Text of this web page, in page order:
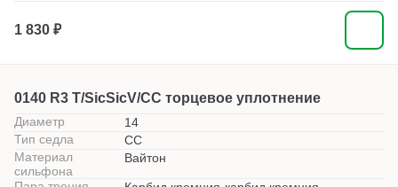
1 830 ₽
0140 R3 T/SicSicV/CC торцевое уплотнение
Диаметр
14
Тип седла
СС
Материал
сильфона
Вайтон